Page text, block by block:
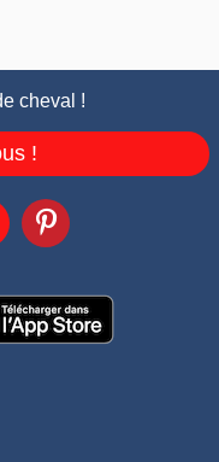
cheval !
!